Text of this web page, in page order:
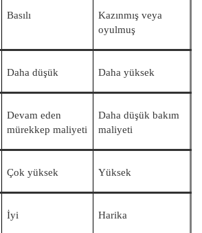
Basılı
Kazınmış veya
oyulmuş
Daha düşük Daha yüksek
Devam eden
mürekkep maliyeti
Daha düşük bakım
maliyeti
Çok yüksek Yüksek
İyi Harika